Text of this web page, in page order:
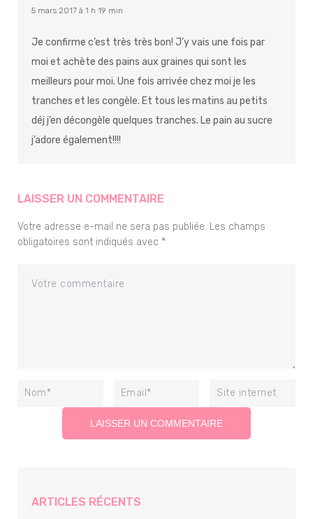
5 mars 2017 à 1 h 19 min
Je confirme c’est très très bon! J’y vais une fois par
moi et achète des pains aux graines qui sont les
meilleurs pour moi. Une fois arrivée chez moi je les
tranches et les congèle. Et tous les matins au petits
déj j’en décongèle quelques tranches. Le pain au sucre
j’adore également!!!!
LAISSER UN COMMENTAIRE
Votre adresse e-mail ne sera pas publiée. Les champs
obligatoires sont indiqués avec *
ARTICLES RÉCENTS